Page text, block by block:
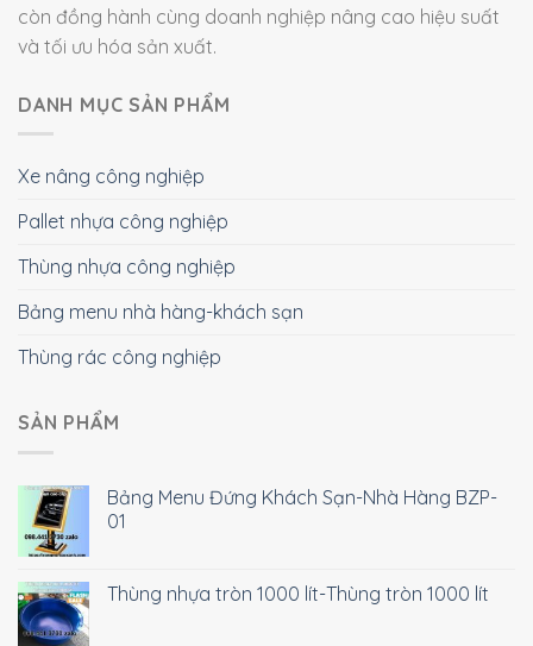
còn đồng hành cùng doanh nghiệp nâng cao hiệu suất
và tối ưu hóa sản xuất.
DANH MỤC SẢN PHẨM
Xe nâng công nghiệp
Pallet nhựa công nghiệp
Thùng nhựa công nghiệp
Bảng menu nhà hàng-khách sạn
Thùng rác công nghiệp
SẢN PHẨM
Bảng Menu Đứng Khách Sạn-Nhà Hàng BZP-
01
Thùng nhựa tròn 1000 lít-Thùng tròn 1000 lít